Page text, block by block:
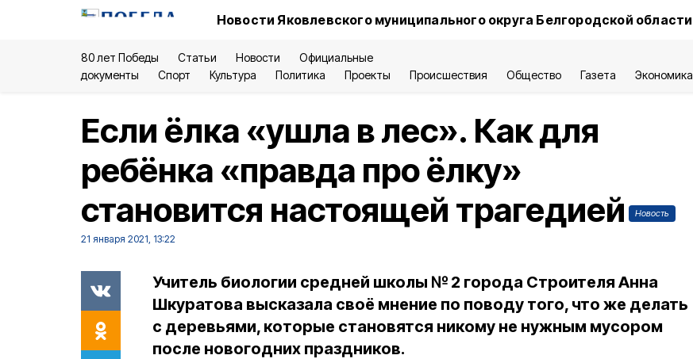
Новости Яковлевского муниципального округа Белгородской области
80 лет Победы Статьи Новости
Официальные
документы
Спорт Культура Политика Проекты Происшествия Общество Газета Экономика
Если ёлка «ушла в лес». Как для
ребёнка «правда про ёлку»
становится настоящей трагедией
Новость
21 января 2021, 13:22
Учитель биологии средней школы № 2 города Строителя Анна
Шкуратова высказала своё мнение по поводу того, что же делать
с деревьями, которые становятся никому не нужным мусором
после новогодних праздников.